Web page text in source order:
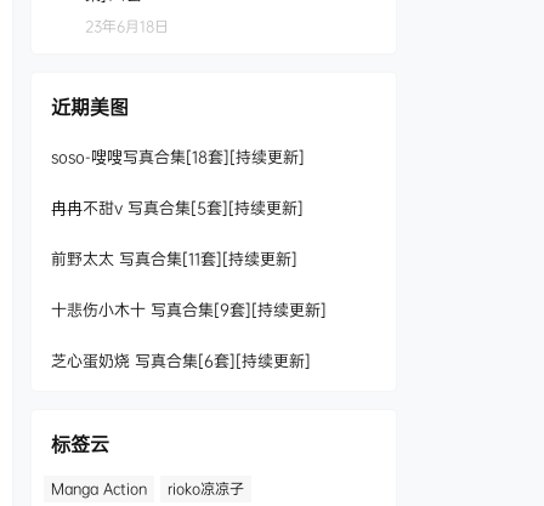
23年6月18日
近期美图
soso-嗖嗖写真合集[18套][持续更新]
冉冉不甜v 写真合集[5套][持续更新]
前野太太 写真合集[11套][持续更新]
十悲伤小木十 写真合集[9套][持续更新]
芝心蛋奶烧 写真合集[6套][持续更新]
标签云
Manga Action
rioko凉凉子